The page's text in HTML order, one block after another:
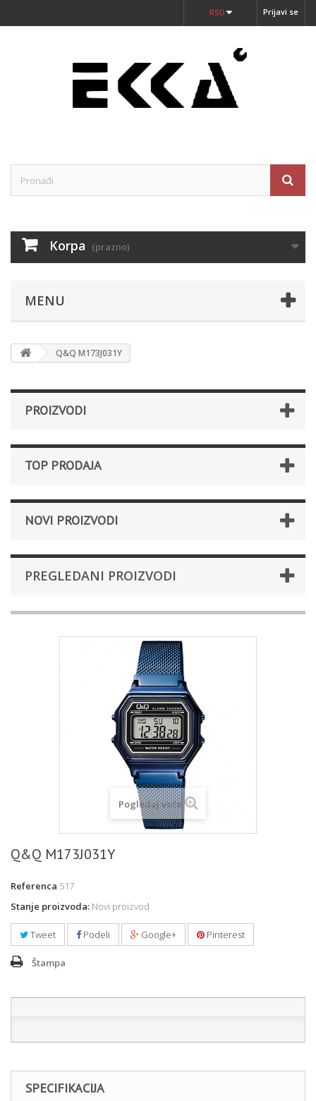
Prijavi se
RSD
Korpa (prazno)
MENU
Q&Q M173J031Y
PROIZVODI
TOP PRODAJA
NOVI PROIZVODI
PREGLEDANI PROIZVODI
Pogledaj veće
Q&Q M173J031Y
Referenca 517
Stanje proizvoda: Novi proizvod
Tweet Podeli Google+ Pinterest
Štampa
SPECIFIKACIJA